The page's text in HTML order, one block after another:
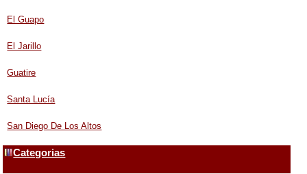
El Guapo
El Jarillo
Guatire
Santa Lucía
San Diego De Los Altos
Categorias